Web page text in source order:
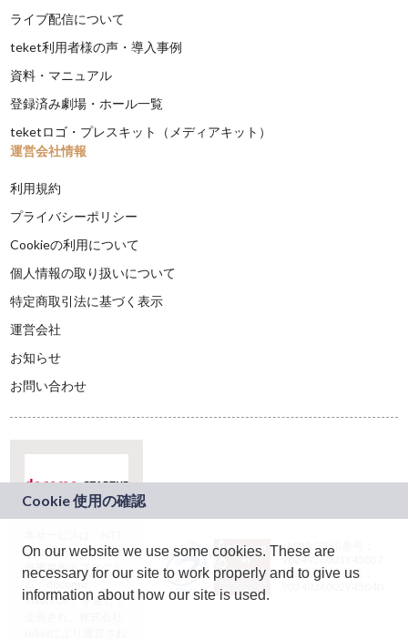
ライブ配信について
teket利用者様の声・導入事例
資料・マニュアル
登録済み劇場・ホール一覧
teketロゴ・プレスキット（メディアキット）
運営会社情報
利用規約
プライバシーポリシー
Cookieの利用について
個人情報の取り扱いについて
特定商取引法に基づく表示
運営会社
お知らせ
お問い合わせ
ドコモグループの新
規事業創出プログラ
ム「docomo
STARTUP」を通じて
JASRAC許諾番号：
9024936001Y45037
JASRAC許諾番号：
On our website we use some cookies. These are
necessary for our site to work properly and to give us
information about how our site is used.